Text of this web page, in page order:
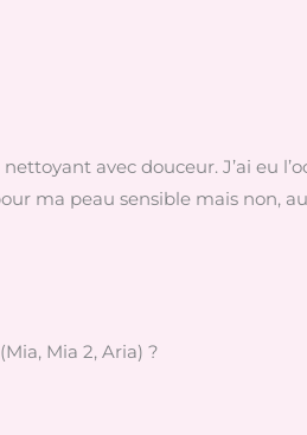
avec douceur. J’ai eu
ma peau sensible mais non,
Mia 2, Aria) ?